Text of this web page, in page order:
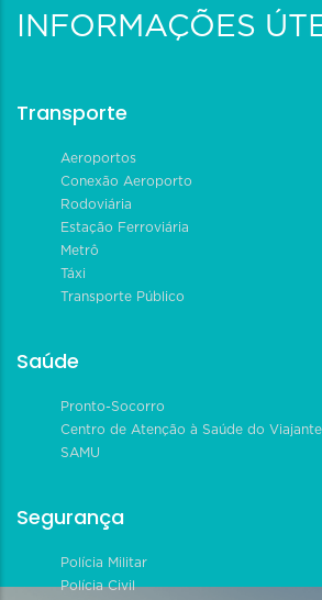
INFORMAÇÕES
Transporte
Aeroportos
Conexão Aeroporto
Rodoviária
Estação Ferroviária
Metrô
Táxi
Transporte Público
Saúde
Pronto-Socorro
Centro de Atenção à Saúde do Viajante
SAMU
Segurança
Polícia Militar
Polícia Civil